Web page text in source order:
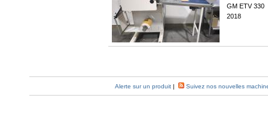
GM ETV 330
2018
Alerte sur un produit | Suivez nos nouvelles